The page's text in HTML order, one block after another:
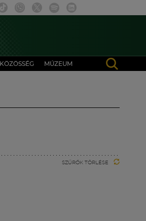
KÖZÖSSÉG MÚZEUM
SZŰRŐK TÖRLÉSE